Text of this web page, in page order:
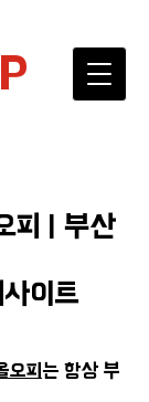
피 | 부산
이트
오피 는 항상 부